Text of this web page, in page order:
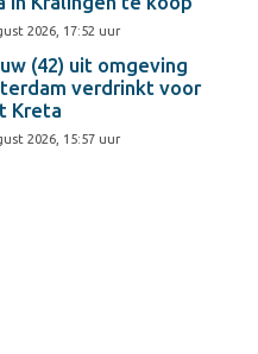
2026, 17:52 uur
(42) uit omgeving
verdrinkt voor
Kreta
2026, 15:57 uur